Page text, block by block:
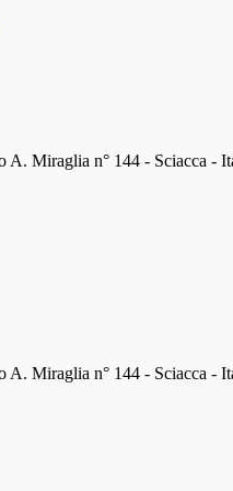
A. Miraglia n° 144 - Sciacca -
A. Miraglia n° 144 - Sciacca -